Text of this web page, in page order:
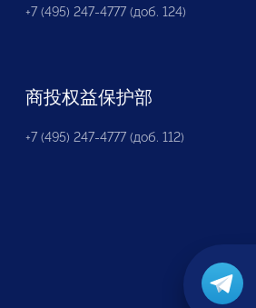
+7 (495) 247-4777 (доб. 124)
商投权益保护部
+7 (495) 247-4777 (доб. 112)